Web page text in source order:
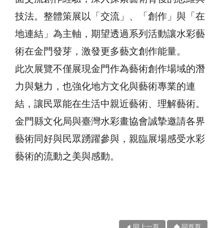
技法。整體策展以「交流」、「創作」與「在
地連結」為主軸，期望透過系列活動讓水彩藝
術在金門發芽，激發更多藝文創作能量。
此次展覽不僅展現金門作為藝術創作場域的潛
力與魅力，也強化地方文化與藝術專業的連
結，讓民眾能在生活中親近藝術、理解藝術。
金門縣文化局與臺灣水彩畫協會誠摯邀請各界
藝術同好與民眾踴躍參與，親臨展場感受水彩
藝術的流動之美與感動。